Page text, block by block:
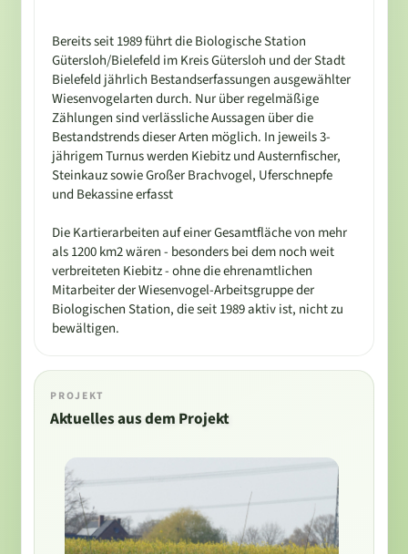
Bereits seit 1989 führt die Biologische Station
Gütersloh/Bielefeld im Kreis Gütersloh und der Stadt
Bielefeld jährlich Bestandserfassungen ausgewählter
Wiesenvogelarten durch. Nur über regelmäßige
Zählungen sind verlässliche Aussagen über die
Bestandstrends dieser Arten möglich. In jeweils 3-
jährigem Turnus werden Kiebitz und Austernfischer,
Steinkauz sowie Großer Brachvogel, Uferschnepfe
und Bekassine erfasst
Die Kartierarbeiten auf einer Gesamtfläche von mehr
als 1200 km2 wären - besonders bei dem noch weit
verbreiteten Kiebitz - ohne die ehrenamtlichen
Mitarbeiter der Wiesenvogel-Arbeitsgruppe der
Biologischen Station, die seit 1989 aktiv ist, nicht zu
bewältigen.
PROJEKT
Aktuelles aus dem Projekt